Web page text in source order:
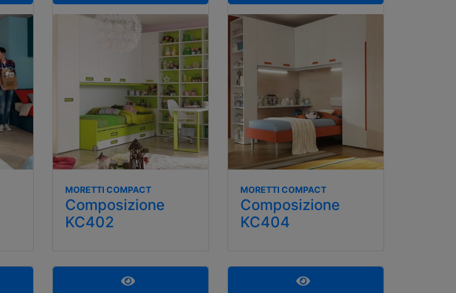
MORETTI COMPACT
Composizione
KC402
MORETTI COMPACT
Composizione
KC404